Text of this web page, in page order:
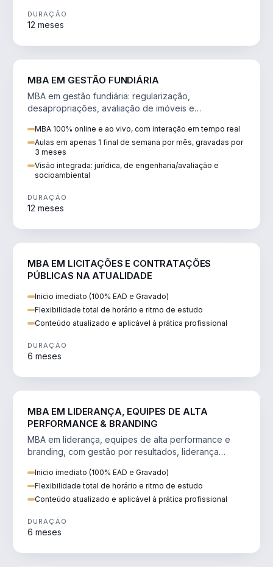
DURAÇÃO
12 meses
MBA EM GESTÃO FUNDIÁRIA
MBA em gestão fundiária: regularização,
desapropriações, avaliação de imóveis e
MBA 100% online e ao vivo, com interação em tempo real
Aulas em apenas 1 final de semana por mês, gravadas por
3 meses
Visão integrada: jurídica, de engenharia/avaliação e
socioambiental
DURAÇÃO
12 meses
MBA EM LICITAÇÕES E CONTRATAÇÕES
PÚBLICAS NA ATUALIDADE
Inicio imediato (100% EAD e Gravado)
Flexibilidade total de horário e ritmo de estudo
Conteúdo atualizado e aplicável à prática profissional
DURAÇÃO
6 meses
MBA EM LIDERANÇA, EQUIPES DE ALTA
PERFORMANCE & BRANDING
MBA em liderança, equipes de alta performance e
branding, com gestão por resultados, liderança
Inicio imediato (100% EAD e Gravado)
Flexibilidade total de horário e ritmo de estudo
Conteúdo atualizado e aplicável à prática profissional
DURAÇÃO
6 meses